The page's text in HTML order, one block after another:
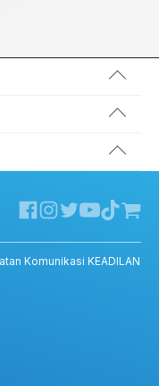
Komunikasi KEADILAN